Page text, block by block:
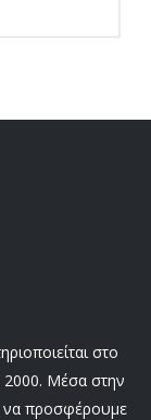
στο
Μέσα στην
να προσφέρουμε